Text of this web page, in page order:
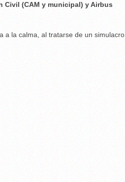
Civil (CAM y municipal) y Airbus
a la calma, al tratarse de un simulacro.